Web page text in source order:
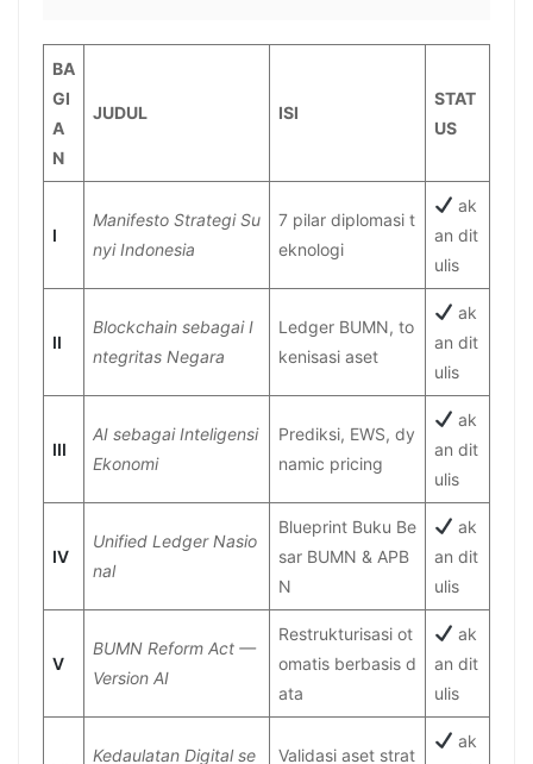
BA
GI
A
N
JUDUL ISI
STAT
US
I
Manifesto Strategi Su
nyi Indonesia
7 pilar diplomasi t
eknologi
ak
an dit
ulis
II
Blockchain sebagai I
ntegritas Negara
Ledger BUMN, to
kenisasi aset
ak
an dit
ulis
III
AI sebagai Inteligensi
Ekonomi
Prediksi, EWS, dy
namic pricing
ak
an dit
ulis
IV
Unified Ledger Nasio
nal
Blueprint Buku Be
sar BUMN & APB
N
ak
an dit
ulis
V
BUMN Reform Act —
Version AI
Restrukturisasi ot
omatis berbasis d
ata
ak
an dit
ulis
Kedaulatan Digital se
Validasi aset strat
ak